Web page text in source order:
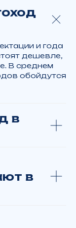
и года
дешевле,
В среднем
обойдутся
в
в